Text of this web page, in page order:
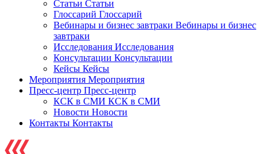
Статьи Статьи
Глоссарий Глоссарий
Вебинары и бизнес завтраки Вебинары и бизнес
завтраки
Исследования Исследования
Консультации Консультации
Кейсы Кейсы
Мероприятия Мероприятия
Пресс-центр Пресс-центр
КСК в СМИ КСК в СМИ
Новости Новости
Контакты Контакты